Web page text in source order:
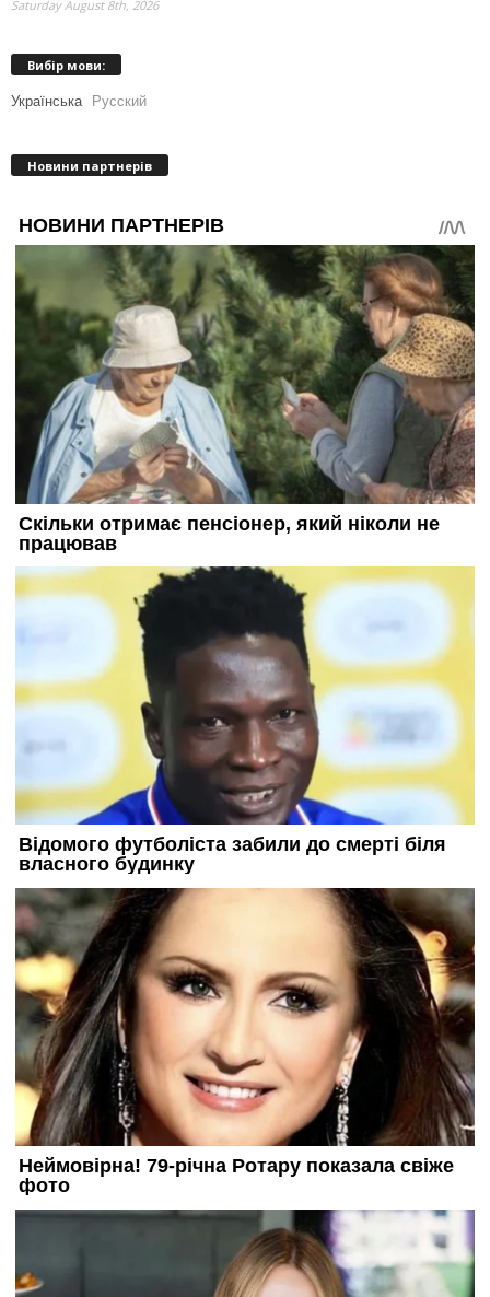
Saturday August 8th, 2026
Вибір мови:
Українська Русский
Новини партнерів